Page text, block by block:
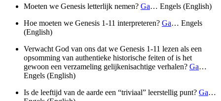
Moeten we Genesis letterlijk nemen? Ga… Engels (English)
Hoe moeten we Genesis 1-11 interpreteren? Ga… Engels
(English)
Verwacht God van ons dat we Genesis 1-11 lezen als een
opsomming van authentieke historische feiten of is het
gewoon een verzameling gelijkenisachtige verhalen? Ga…
Engels (English)
Is de leeftijd van de aarde een “triviaal” leerstellig punt? Ga…